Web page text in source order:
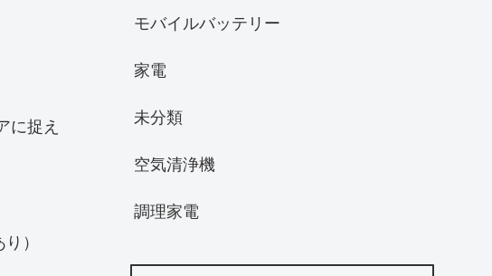
に捉え
）
モバイルバッテリー
家電
未分類
空気清浄機
調理家電